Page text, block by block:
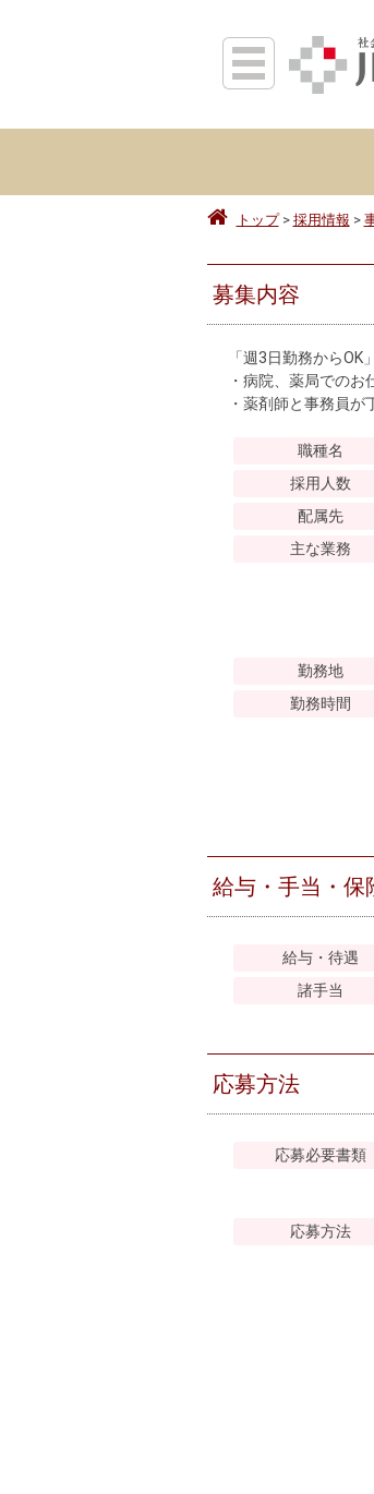
トップ 採用情報
募集内容
「週3日勤務からOK
・病院、薬局でのお
・薬剤師と事務員が
職種名
採用人数
配属先
主な業務
勤務地
勤務時間
給与・手当・保
給与・待遇
諸手当
応募方法
応募必要書類
応募方法